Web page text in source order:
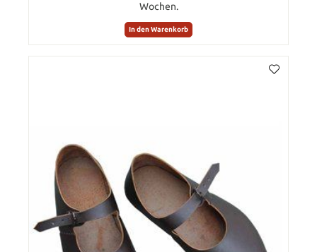
Wochen.
In den Warenkorb